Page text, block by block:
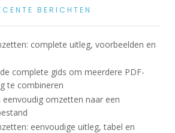
BERICHTEN
complete uitleg, voorbeelden en
complete gids om meerdere PDF-
te combineren
eenvoudig omzetten naar een
eenvoudige uitleg, tabel en